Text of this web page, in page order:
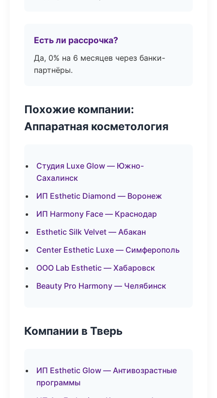
Есть ли рассрочка?
Да, 0% на 6 месяцев через банки-
партнёры.
Похожие компании:
Аппаратная косметология
Студия Luxe Glow — Южно-
Сахалинск
ИП Esthetic Diamond — Воронеж
ИП Harmony Face — Краснодар
Esthetic Silk Velvet — Абакан
Center Esthetic Luxe — Симферополь
ООО Lab Esthetic — Хабаровск
Beauty Pro Harmony — Челябинск
Компании в Тверь
ИП Esthetic Glow — Антивозрастные
программы